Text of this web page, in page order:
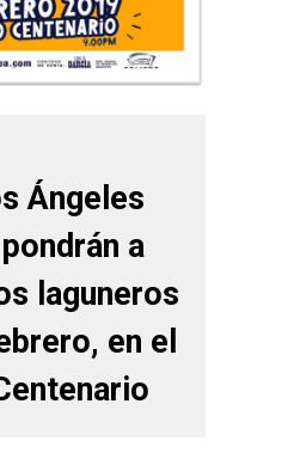
Ángeles
a
laguneros
en el